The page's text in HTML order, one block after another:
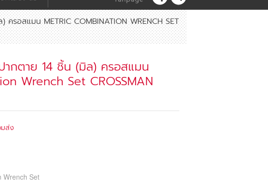
รอสแมน METRIC COMBINATION WRENCH SET
ากตาย 14 ชิ้น (มิล) ครอสแมน
Wrench Set CROSSMAN
ส่ง
Wrench Set